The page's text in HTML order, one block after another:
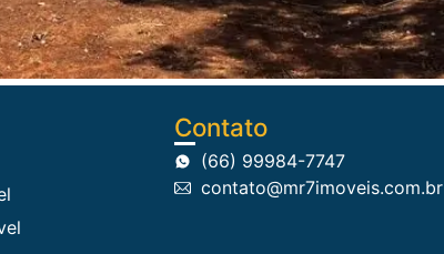
Contato
(66) 99984-7747
contato@mr7imoveis.com.br